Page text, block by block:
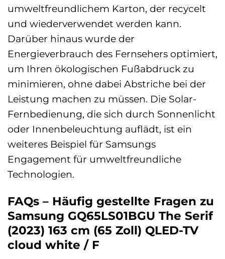
umweltfreundlichem Karton, der recycelt
und wiederverwendet werden kann.
Darüber hinaus wurde der
Energieverbrauch des Fernsehers optimiert,
um Ihren ökologischen Fußabdruck zu
minimieren, ohne dabei Abstriche bei der
Leistung machen zu müssen. Die Solar-
Fernbedienung, die sich durch Sonnenlicht
oder Innenbeleuchtung auflädt, ist ein
weiteres Beispiel für Samsungs
Engagement für umweltfreundliche
Technologien.
FAQs – Häufig gestellte Fragen zu
Samsung GQ65LS01BGU The Serif
(2023) 163 cm (65 Zoll) QLED-TV
cloud white / F